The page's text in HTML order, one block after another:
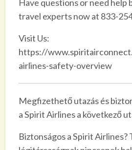
Have questions or need help
travel experts now at 833-
Visit Us:
https://
airlines-safety-overview
Megfizethető utazás és
a Spirit Airlines a következő
Biztonságos a Spirit Airlines?